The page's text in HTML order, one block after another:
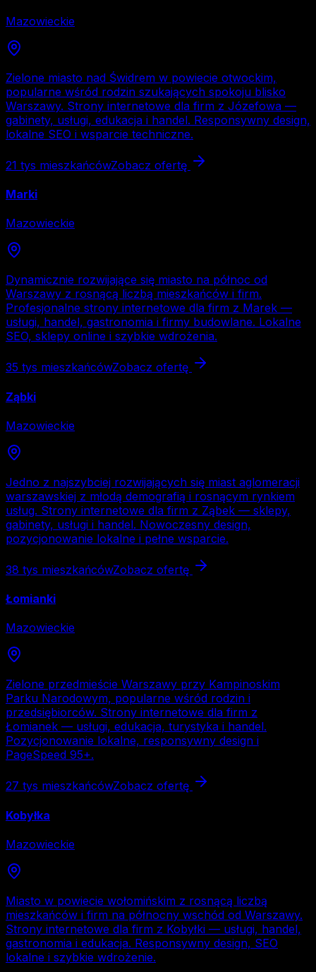
Mazowieckie
Zielone miasto nad Świdrem w powiecie otwockim,
popularne wśród rodzin szukających spokoju blisko
Warszawy. Strony internetowe dla firm z Józefowa —
gabinety, usługi, edukacja i handel. Responsywny design,
lokalne SEO i wsparcie techniczne.
21 tys mieszkańcówZobacz ofertę
Marki
Mazowieckie
Dynamicznie rozwijające się miasto na północ od
Warszawy z rosnącą liczbą mieszkańców i firm.
Profesjonalne strony internetowe dla firm z Marek —
usługi, handel, gastronomia i firmy budowlane. Lokalne
SEO, sklepy online i szybkie wdrożenia.
35 tys mieszkańcówZobacz ofertę
Ząbki
Mazowieckie
Jedno z najszybciej rozwijających się miast aglomeracji
warszawskiej z młodą demografią i rosnącym rynkiem
usług. Strony internetowe dla firm z Ząbek — sklepy,
gabinety, usługi i handel. Nowoczesny design,
pozycjonowanie lokalne i pełne wsparcie.
38 tys mieszkańcówZobacz ofertę
Łomianki
Mazowieckie
Zielone przedmieście Warszawy przy Kampinoskim
Parku Narodowym, popularne wśród rodzin i
przedsiębiorców. Strony internetowe dla firm z
Łomianek — usługi, edukacja, turystyka i handel.
Pozycjonowanie lokalne, responsywny design i
PageSpeed 95+.
27 tys mieszkańcówZobacz ofertę
Kobyłka
Mazowieckie
Miasto w powiecie wołomińskim z rosnącą liczbą
mieszkańców i firm na północny wschód od Warszawy.
Strony internetowe dla firm z Kobyłki — usługi, handel,
gastronomia i edukacja. Responsywny design, SEO
lokalne i szybkie wdrożenie.